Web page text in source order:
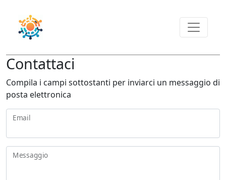
Contattaci
Compila i campi sottostanti per inviarci un messaggio di
posta elettronica
Email
Messaggio